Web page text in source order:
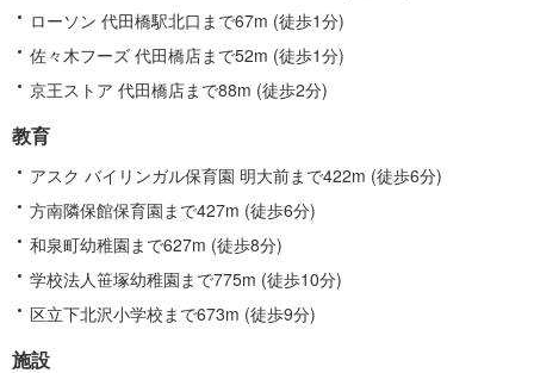
ローソン 代田橋駅北口まで67m (徒歩1分)
佐々木フーズ 代田橋店まで52m (徒歩1分)
京王ストア 代田橋店まで88m (徒歩2分)
教育
アスク バイリンガル保育園 明大前まで422m (徒歩6分)
方南隣保館保育園まで427m (徒歩6分)
和泉町幼稚園まで627m (徒歩8分)
学校法人笹塚幼稚園まで775m (徒歩10分)
区立下北沢小学校まで673m (徒歩9分)
施設